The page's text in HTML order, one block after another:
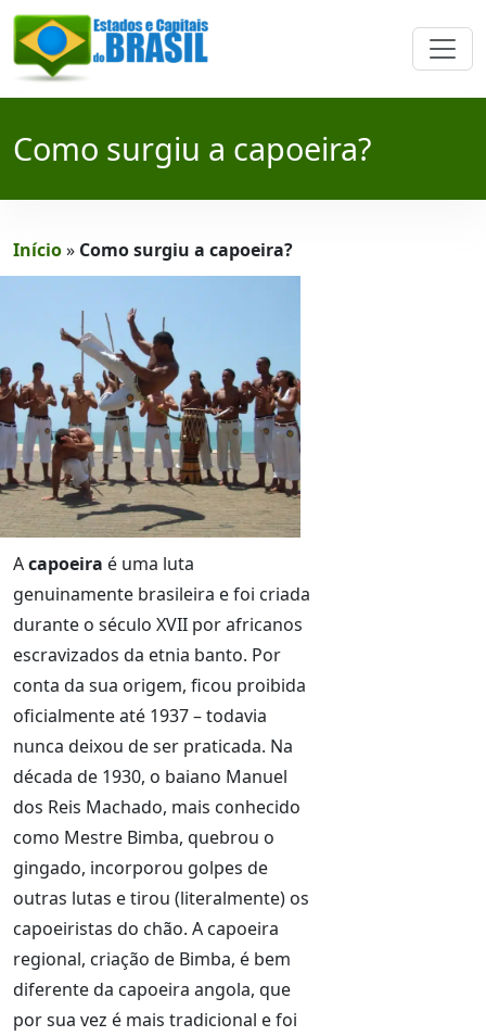
Como surgiu a capoeira?
Início» Como surgiu a capoeira?
Acapoeira é uma luta
genuinamente brasileira e foi criada
durante o século XVII por africanos
escravizados da etnia banto. Por
conta da sua origem, ficou proibida
oficialmente até 1937 – todavia
nunca deixou de ser praticada. Na
década de 1930, o baiano Manuel
dos Reis Machado, mais conhecido
como Mestre Bimba, quebrou o
gingado, incorporou golpes de
outras lutas e tirou (literalmente) os
capoeiristas do chão. A capoeira
regional, criação de Bimba, é bem
diferente da capoeira angola, que
por sua vez é mais tradicional e foi